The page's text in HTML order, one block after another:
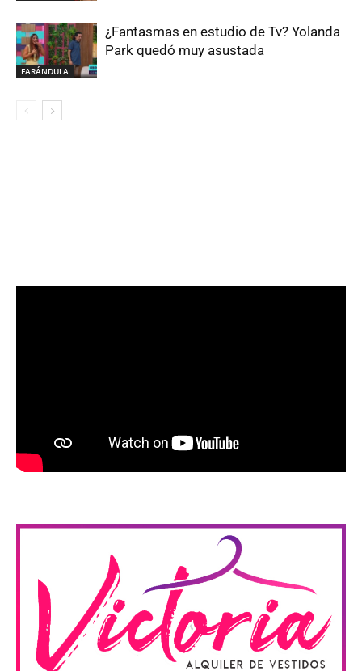
FARÁNDULA
¿Fantasmas en estudio de Tv? Yolanda
Park quedó muy asustada